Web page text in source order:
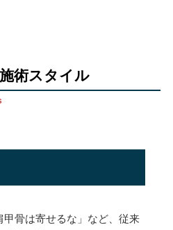
術スタイル
甲骨は寄せるな」など、従来